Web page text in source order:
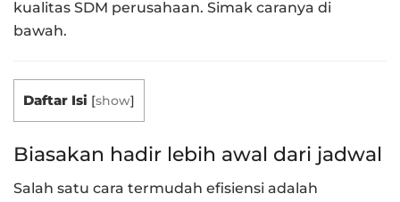
kualitas SDM perusahaan. Simak caranya di
bawah.
Daftar Isi [show]
Biasakan hadir lebih awal dari jadwal
Salah satu cara termudah efisiensi adalah